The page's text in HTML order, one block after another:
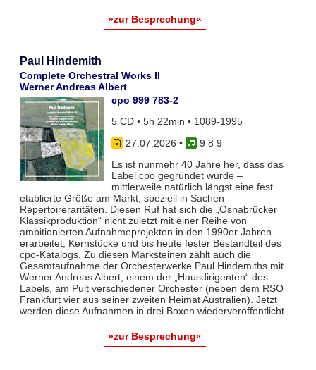
»zur Besprechung«
Paul Hindemith
Complete Orchestral Works II
Werner Andreas Albert
cpo 999 783-2
5 CD • 5h 22min • 1089-1995
27.07.2026 •
9 8 9
Es ist nunmehr 40 Jahre her, dass das
Label cpo gegründet wurde –
mittlerweile natürlich längst eine fest
etablierte Größe am Markt, speziell in Sachen
Repertoireraritäten. Diesen Ruf hat sich die „Osnabrücker
Klassikproduktion“ nicht zuletzt mit einer Reihe von
ambitionierten Aufnahmeprojekten in den 1990er Jahren
erarbeitet, Kernstücke und bis heute fester Bestandteil des
cpo-Katalogs. Zu diesen Marksteinen zählt auch die
Gesamtaufnahme der Orchesterwerke Paul Hindemiths mit
Werner Andreas Albert, einem der „Hausdirigenten“ des
Labels, am Pult verschiedener Orchester (neben dem RSO
Frankfurt vier aus seiner zweiten Heimat Australien). Jetzt
werden diese Aufnahmen in drei Boxen wiederveröffentlicht.
»zur Besprechung«